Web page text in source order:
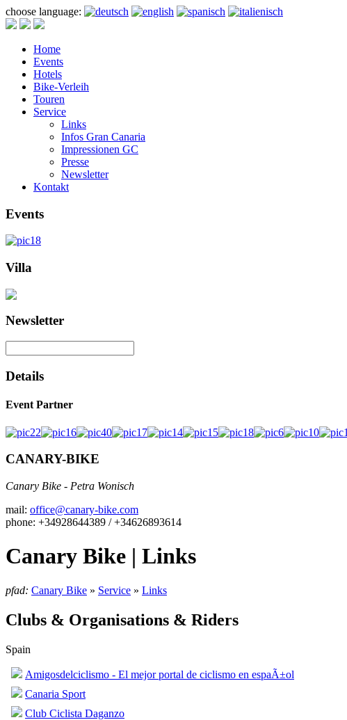
choose language:
Home
Events
Hotels
Bike-Verleih
Touren
Service
Links
Infos Gran Canaria
Impressionen GC
Presse
Newsletter
Kontakt
Events
Villa
Newsletter
Details
Event Partner
CANARY-BIKE
Canary Bike - Petra Wonisch
mail: office@canary-bike.com
phone: +34928644389 / +34626893614
Canary Bike | Links
pfad: Canary Bike » Service » Links
Clubs & Organisations & Riders
Spain
Amigosdelciclismo - El mejor portal de ciclismo en espaÃ±ol
Canaria Sport
Club Ciclista Daganzo